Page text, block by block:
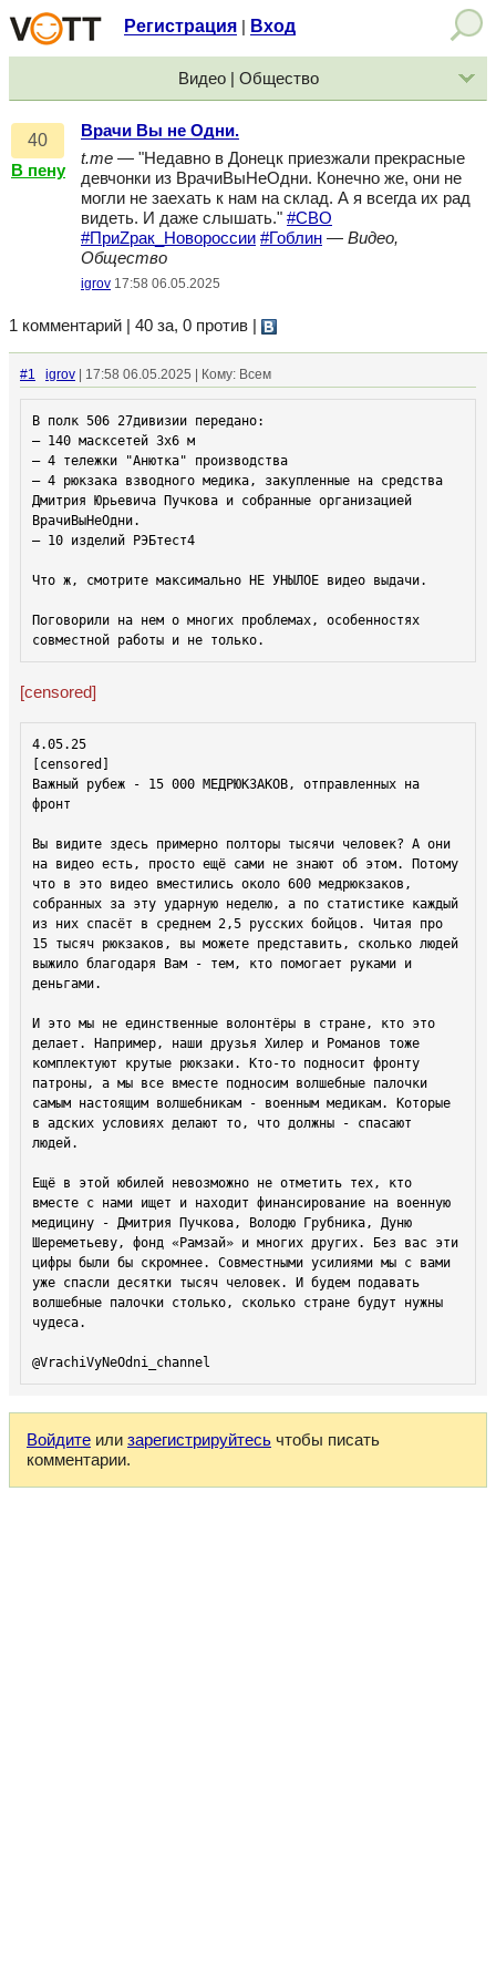
Регистрация Вход
Видео | Общество
40
В пену
Врачи Вы не Одни.
t.me — "Недавно в Донецк приезжали прекрасные
девчонки из ВрачиВыНеОдни. Конечно же, они не
могли не заехать к нам на склад. А я всегда их рад
видеть. И даже слышать." #СВО
#ПриZрак_Новороссии #Гоблин — Видео,
Общество
igrov 17:58 06.05.2025
1 комментарий | 40 за, 0 против
#1 igrov | 17:58 06.05.2025 | Кому: Всем
В полк 506 27дивизии передано:
— 140 масксетей 3х6 м
— 4 тележки "Анютка" производства
— 4 рюкзака взводного медика, закупленные на средства
Дмитрия Юрьевича Пучкова и собранные организацией
ВрачиВыНеОдни.
— 10 изделий РЭБтест4
Что ж, смотрите максимально НЕ УНЫЛОЕ видео выдачи.
Поговорили на нем о многих проблемах, особенностях
[censored]
[censored]
Важный рубеж - 15 000 МЕДРЮКЗАКОВ, отправленных на
фронт
Вы видите здесь примерно полторы тысячи человек? А они
на видео есть, просто ещё сами не знают об этом. Потому
что в это видео вместились около 600 медрюкзаков,
собранных за эту ударную неделю, а по статистике каждый
из них спасёт в среднем 2,5 русских бойцов. Читая про
15 тысяч рюкзаков, вы можете представить, сколько людей
выжило благодаря Вам - тем, кто помогает руками и
деньгами.
И это мы не единственные волонтёры в стране, кто это
делает. Например, наши друзья Хилер и Романов тоже
комплектуют крутые рюкзаки. Кто-то подносит фронту
патроны, а мы все вместе подносим волшебные палочки
самым настоящим волшебникам - военным медикам. Которые
в адских условиях делают то, что должны - спасают
людей.
Ещё в этой юбилей невозможно не отметить тех, кто
вместе с нами ищет и находит финансирование на военную
медицину - Дмитрия Пучкова, Володю Грубника, Дуню
Шереметьеву, фонд «Рамзай» и многих других. Без вас эти
цифры были бы скромнее. Совместными усилиями мы с вами
уже спасли десятки тысяч человек. И будем подавать
волшебные палочки столько, сколько стране будут нужны
чудеса.
Войдите или зарегистрируйтесь чтобы писать
комментарии.